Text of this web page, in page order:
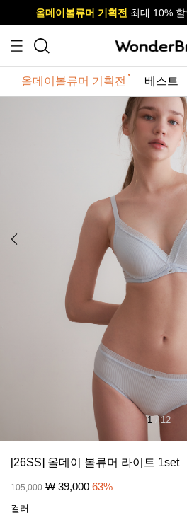
사이즈 무료 교환
올데이볼류머 기획전 최대 10%
사이즈 무료 교환
올데이볼류머 기획전
올데이볼류머 기획전 베스트
1/12
[26SS] 올데이 볼류머 라이트 1set
105,000 ₩ 39,000 63%
컬러